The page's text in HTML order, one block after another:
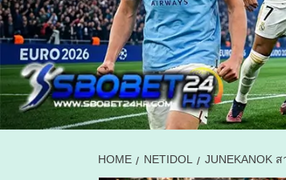
HOME NETIDOL JUNEKANOK